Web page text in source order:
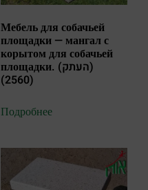
Мебель для собачьей
площадки — мангал с
корытом для собачьей
площадки. (העתק)
(2560)
Подробнее